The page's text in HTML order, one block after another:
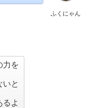
ふくにゃん
力を
いと
るよ